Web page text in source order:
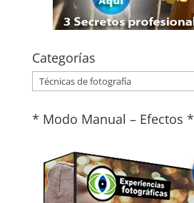
Categorías
Categorías
* Modo Manual – Efectos *